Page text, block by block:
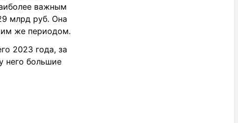
важным
млрд руб. Она
же периодом.
2023 года, за
него большие